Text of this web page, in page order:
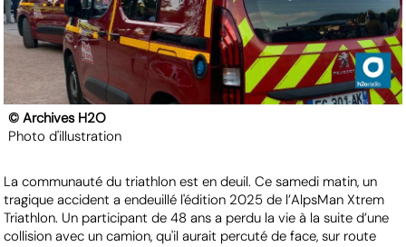
© Archives H2O
Photo d'illustration
La communauté du triathlon est en deuil. Ce samedi matin, un
tragique accident a endeuillé l'édition 2025 de l’AlpsMan Xtrem
Triathlon. Un participant de 48 ans a perdu la vie à la suite d’une
collision avec un camion, qu'il aurait percuté de face, sur route